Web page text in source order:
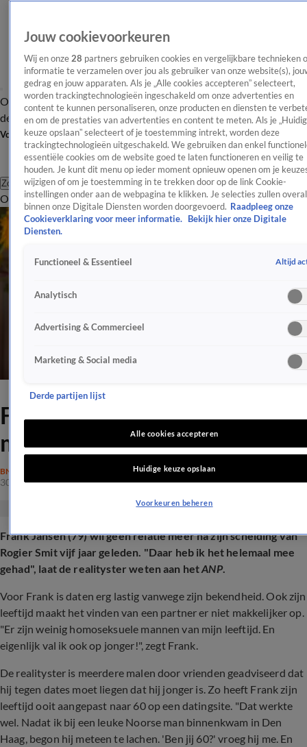
OverzichtAfleveringen Entertainment TV Algemeen
Tip
de redactieNieuwsbrief
Volg Shownieuws
Zoeken
OverzichtEntertainmentSpraakmakendRealityCrimeVideo's
Frank Jansen wil geen relatie
meer na scheiding van Rogier
BN'ERS
30 dec 2025, 08:02
Frank Jansen (79) wil geen relatie meer na zijn scheiding van
Rogier Smit vijf jaar geleden. "Daar heb ik het helemaal mee
gehad", laat de realityster weten aan hetANP.
Voor Frank is daten erg lastig vanwege zijn bekendheid. Ook zijn
leeftijd maakt het vinden van een partner er niet makkelijker op.
"Er zijn weinig homoseksuele mannen van mijn leeftijd. En
eigenlijk val ik ook op jonger!", zegt Frank.
De realityster is meerdere malen door vrienden geadviseerd dat
hij tegen dates moet liegen dat hij jonger is. Zo heeft Frank zijn
leeftijd ooit aangepast naar 60 op een datingsite. "Dat werkte
wel. Nadat ik bij een leuke Noorse man binnenkwam in Den
Haag, begon hij meteen te lachen. 'Ben jij 60?' vroeg hij me. En
Jouw cookievoorkeuren
Wij en onze 28 partners gebruiken cookies en vergelijkbare technieken
informatie te verzamelen over jou als gebruiker van onze website(s),
gedrag en jouw apparaten. Als je „Alle cookies accepteren” selecteert,
worden trackingtechnologieën ingeschakeld om onze advertenties en
content te kunnen personaliseren, onze producten en diensten te
en om de prestaties van advertenties en content te meten. Als je
keuze opslaan” selecteert of je toestemming intrekt, worden deze
trackingtechnologieën uitgeschakeld. We gebruiken dan enkel
essentiële cookies om de website goed te laten functioneren en veilig te
houden. Je kunt dit menu op ieder moment opnieuw openen om je
wijzigen of om je toestemming in te trekken door op de link Cookie-
instellingen onder aan de webpagina te klikken. Je selecties zullen overal
binnen onze Digitale Diensten worden doorgevoerd. Raadpleeg onze
Cookieverklaring voor meer informatie.
Bekijk hier onze Digitale
Diensten.
Functioneel & Essentieel Altijd
Analytisch
Advertising & Commercieel
Marketing & Social media
Derde partijen lijst
Alle cookies accepteren
Huidige keuze opslaan
Voorkeuren beheren